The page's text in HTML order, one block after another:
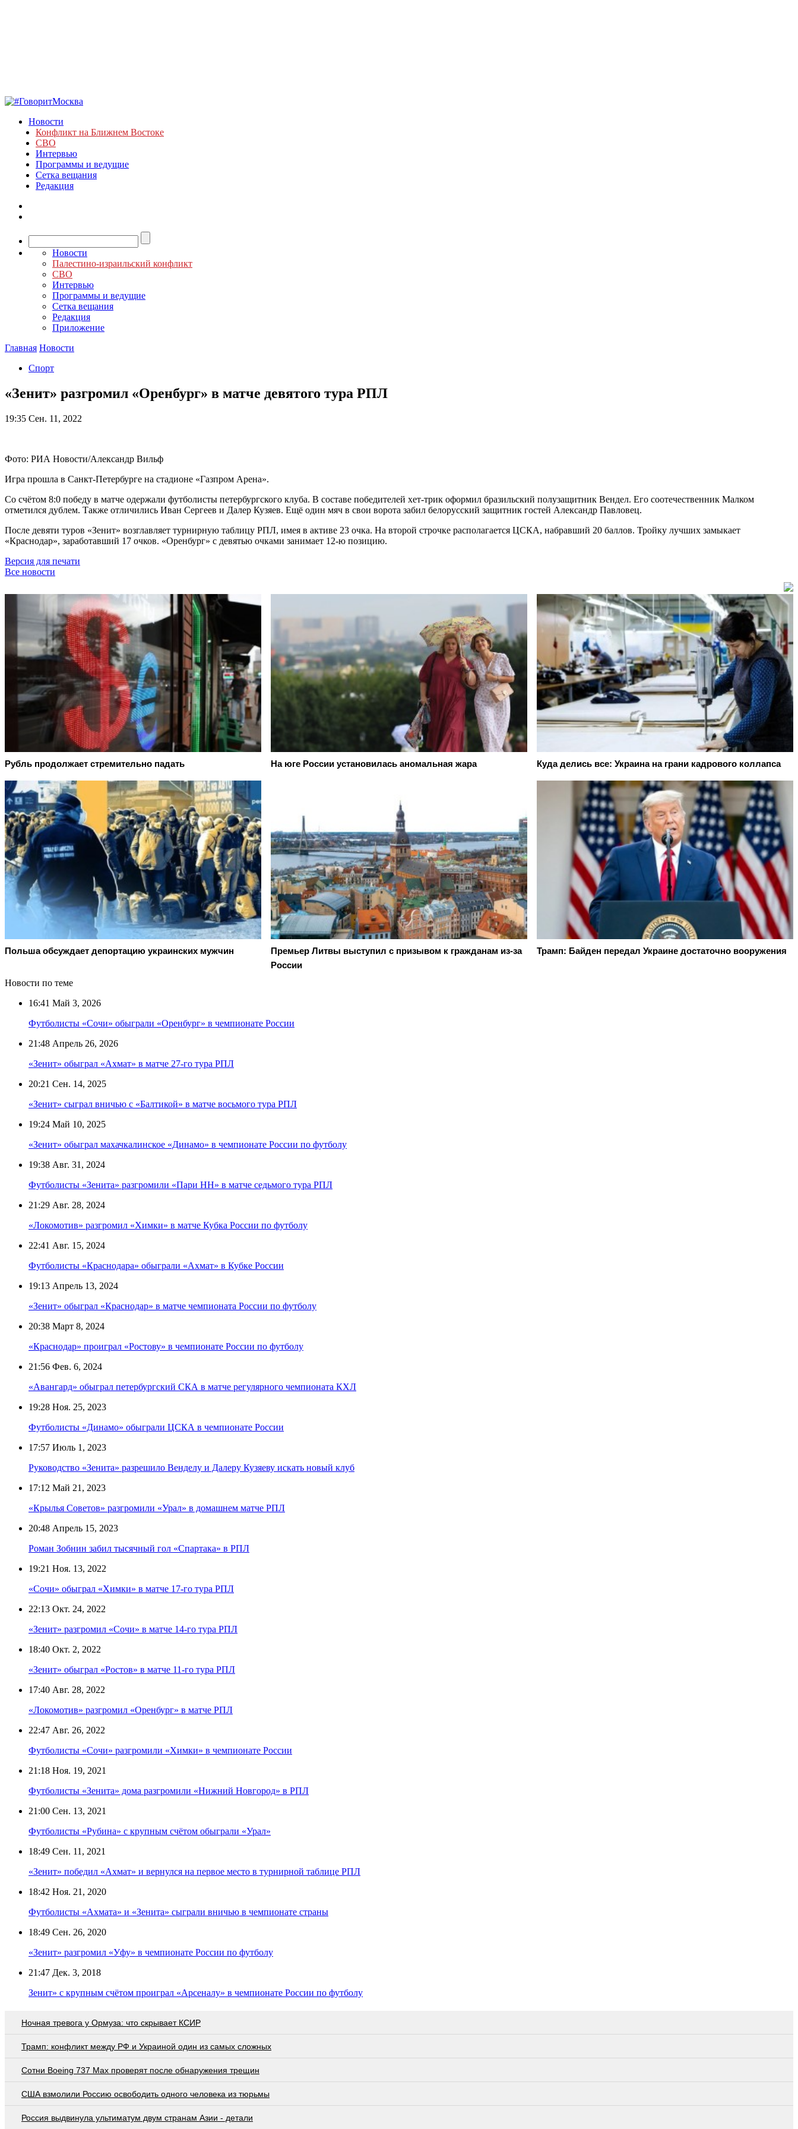
Новости
Конфликт на Ближнем Востоке
СВО
Интервью
Программы и ведущие
Сетка вещания
Редакция
Новости
Палестино-израильский конфликт
СВО
Интервью
Программы и ведущие
Сетка вещания
Редакция
Приложение
Главная Новости
Спорт
«Зенит» разгромил «Оренбург» в матче девятого тура РПЛ
19:35 Сен. 11, 2022
Фото: РИА Новости/Александр Вильф
Игра прошла в Санкт-Петербурге на стадионе «Газпром Арена».
Со счётом 8:0 победу в матче одержали футболисты петербургского клуба. В составе победителей хет-трик оформил бразильский полузащитник Вендел. Его соотечественник Малком
отметился дублем. Также отличились Иван Сергеев и Далер Кузяев. Ещё один мяч в свои ворота забил белорусский защитник гостей Александр Павловец.
После девяти туров «Зенит» возглавляет турнирную таблицу РПЛ, имея в активе 23 очка. На второй строчке располагается ЦСКА, набравший 20 баллов. Тройку лучших замыкает
«Краснодар», заработавший 17 очков. «Оренбург» с девятью очками занимает 12-ю позицию.
Версия для печати
Все новости
Рубль продолжает стремительно падать На юге России установилась аномальная жара Куда делись все: Украина на грани кадрового коллапса
Польша обсуждает депортацию украинских мужчин
Премьер Литвы выступил с призывом к гражданам из-за
России
Трамп: Байден передал Украине достаточно вооружения
Новости по теме
16:41 Май 3, 2026
Футболисты «Сочи» обыграли «Оренбург» в чемпионате России
21:48 Апрель 26, 2026
«Зенит» обыграл «Ахмат» в матче 27-го тура РПЛ
20:21 Сен. 14, 2025
«Зенит» сыграл вничью с «Балтикой» в матче восьмого тура РПЛ
19:24 Май 10, 2025
«Зенит» обыграл махачкалинское «Динамо» в чемпионате России по футболу
19:38 Авг. 31, 2024
Футболисты «Зенита» разгромили «Пари НН» в матче седьмого тура РПЛ
21:29 Авг. 28, 2024
«Локомотив» разгромил «Химки» в матче Кубка России по футболу
22:41 Авг. 15, 2024
Футболисты «Краснодара» обыграли «Ахмат» в Кубке России
19:13 Апрель 13, 2024
«Зенит» обыграл «Краснодар» в матче чемпионата России по футболу
20:38 Март 8, 2024
«Краснодар» проиграл «Ростову» в чемпионате России по футболу
21:56 Фев. 6, 2024
«Авангард» обыграл петербургский СКА в матче регулярного чемпионата КХЛ
19:28 Ноя. 25, 2023
Футболисты «Динамо» обыграли ЦСКА в чемпионате России
17:57 Июль 1, 2023
Руководство «Зенита» разрешило Венделу и Далеру Кузяеву искать новый клуб
17:12 Май 21, 2023
«Крылья Советов» разгромили «Урал» в домашнем матче РПЛ
20:48 Апрель 15, 2023
Роман Зобнин забил тысячный гол «Спартака» в РПЛ
19:21 Ноя. 13, 2022
«Сочи» обыграл «Химки» в матче 17-го тура РПЛ
22:13 Окт. 24, 2022
«Зенит» разгромил «Сочи» в матче 14-го тура РПЛ
18:40 Окт. 2, 2022
«Зенит» обыграл «Ростов» в матче 11-го тура РПЛ
17:40 Авг. 28, 2022
«Локомотив» разгромил «Оренбург» в матче РПЛ
22:47 Авг. 26, 2022
Футболисты «Сочи» разгромили «Химки» в чемпионате России
21:18 Ноя. 19, 2021
Футболисты «Зенита» дома разгромили «Нижний Новгород» в РПЛ
21:00 Сен. 13, 2021
Футболисты «Рубина» с крупным счётом обыграли «Урал»
18:49 Сен. 11, 2021
«Зенит» победил «Ахмат» и вернулся на первое место в турнирной таблице РПЛ
18:42 Ноя. 21, 2020
Футболисты «Ахмата» и «Зенита» сыграли вничью в чемпионате страны
18:49 Сен. 26, 2020
«Зенит» разгромил «Уфу» в чемпионате России по футболу
21:47 Дек. 3, 2018
Зенит» с крупным счётом проиграл «Арсеналу» в чемпионате России по футболу
Ночная тревога у Ормуза: что скрывает КСИР
Трамп: конфликт между РФ и Украиной один из самых сложных
Сотни Boeing 737 Max проверят после обнаружения трещин
США взмолили Россию освободить одного человека из тюрьмы
Россия выдвинула ультиматум двум странам Азии - детали